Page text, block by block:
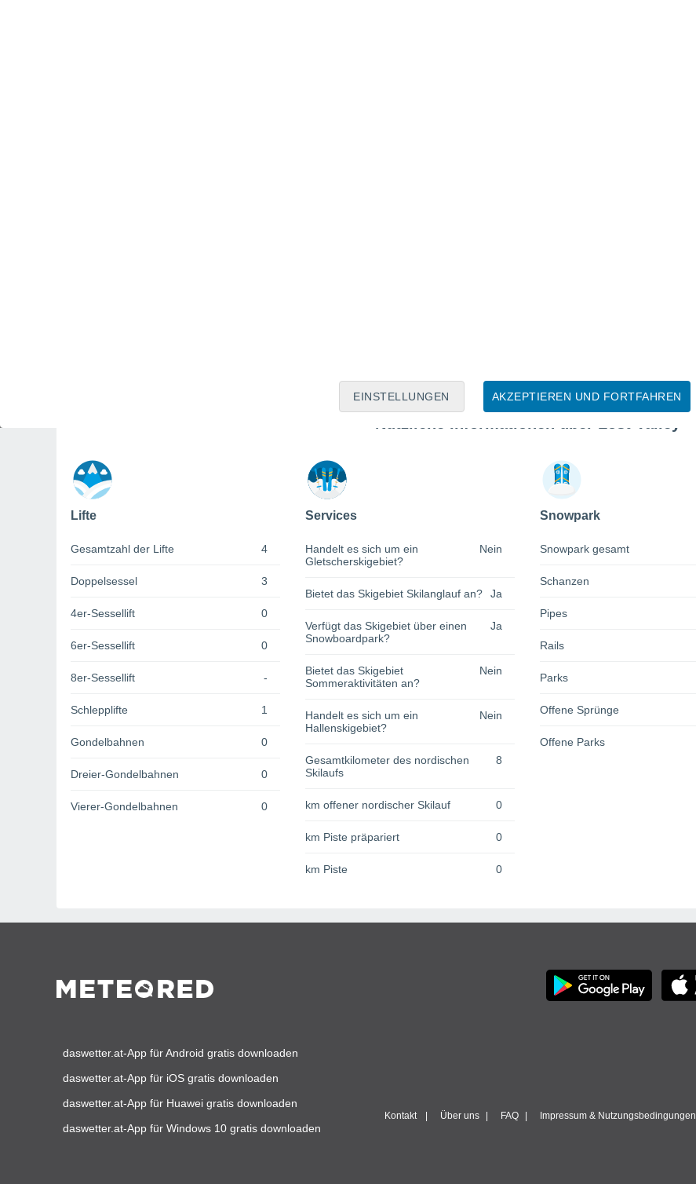
AKZEPTIEREN UND FORTFAHREN
EINSTELLUNGEN
Lifte
Gesamtzahl der Lifte 4
Doppelsessel 3
4er-Sessellift 0
6er-Sessellift 0
8er-Sessellift -
Schlepplifte 1
Gondelbahnen 0
Dreier-Gondelbahnen 0
Vierer-Gondelbahnen 0
Services
Handelt es sich um ein
Gletscherskigebiet?
Nein
Bietet das Skigebiet Skilanglauf an? Ja
Verfügt das Skigebiet über einen
Snowboardpark?
Ja
Bietet das Skigebiet
Sommeraktivitäten an?
Nein
Handelt es sich um ein
Hallenskigebiet?
Nein
Gesamtkilometer des nordischen
Skilaufs
8
km offener nordischer Skilauf 0
km Piste präpariert 0
km Piste 0
Snowpark
Snowpark gesamt
Schanzen
Pipes
Rails
Parks
Offene Sprünge
Offene Parks
daswetter.at-App für Android gratis downloaden
daswetter.at-App für iOS gratis downloaden
daswetter.at-App für Huawei gratis downloaden
daswetter.at-App für Windows 10 gratis downloaden
Kontakt Über uns FAQ Impressum & Nutzungsbedingungen